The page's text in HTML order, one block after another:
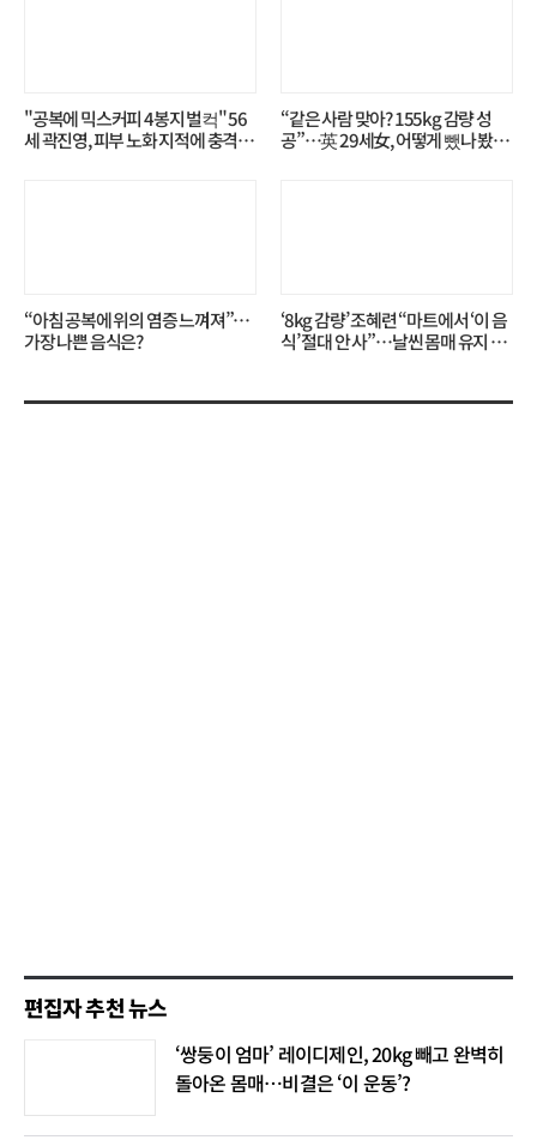
"공복에 믹스커피 4봉지 벌컥" 56
세 곽진영, 피부 노화 지적에 충격…
“같은 사람 맞아? 155kg 감량 성
공”…英 29세女, 어떻게 뺐나 봤더
“아침 공복에 위의 염증 느껴져”…
가장 나쁜 음식은?
‘8kg 감량’ 조혜련 “마트에서 ‘이 음
식’ 절대 안 사”…날씬 몸매 유지 비
편집자 추천 뉴스
‘쌍둥이 엄마’ 레이디제인, 20kg 빼고 완벽히
돌아온 몸매…비결은 ‘이 운동’?